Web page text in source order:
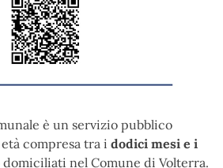
è un servizio pubblico
compresa tra i dodici mesi e i
nel Comune di Volterra.